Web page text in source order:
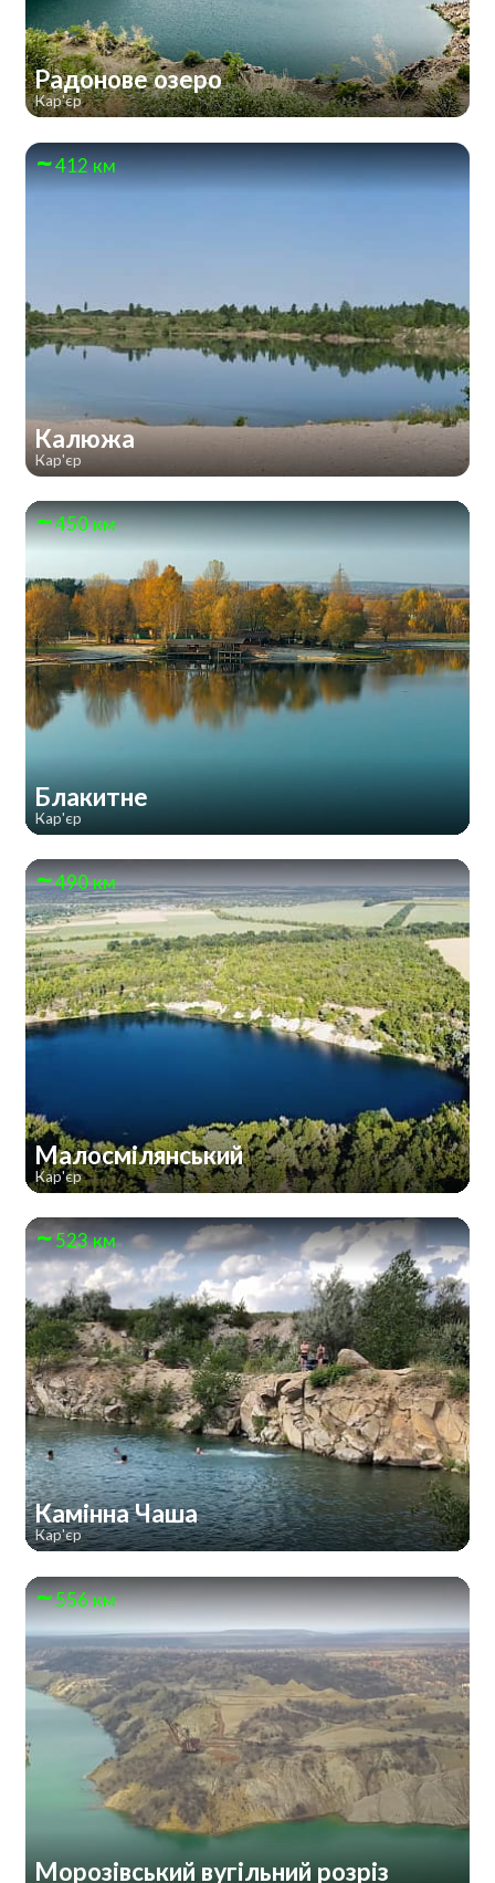
Радонове озеро
Кар'єр
412 км
Калюжа
Кар'єр
450 км
Блакитне
Кар'єр
490 км
Малосмілянський
Кар'єр
523 км
Камінна Чаша
Кар'єр
556 км
Морозівський вугільний розріз